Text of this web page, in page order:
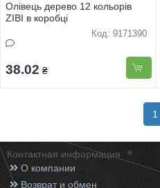
Олівець дерево 12 кольорів
ZIBI в коробці
Код: 9171390
38.02 ₴
1
Контактная информация
О компании
Возврат и обмен